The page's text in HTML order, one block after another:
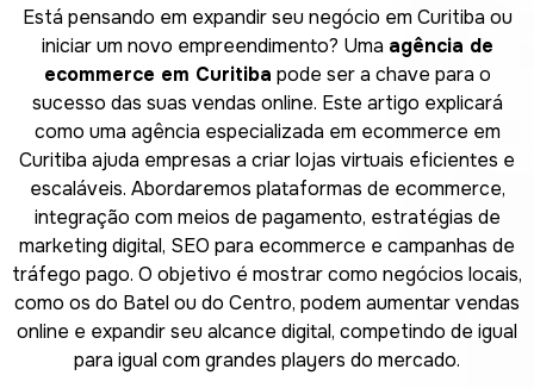
Está pensando em expandir seu negócio em Curitiba ou
iniciar um novo empreendimento? Uma agência de
ecommerce em Curitiba pode ser a chave para o
sucesso das suas vendas online. Este artigo explicará
como uma agência especializada em ecommerce em
Curitiba ajuda empresas a criar lojas virtuais eficientes e
escaláveis. Abordaremos plataformas de ecommerce,
integração com meios de pagamento, estratégias de
marketing digital, SEO para ecommerce e campanhas de
tráfego pago. O objetivo é mostrar como negócios locais,
como os do Batel ou do Centro, podem aumentar vendas
online e expandir seu alcance digital, competindo de igual
para igual com grandes players do mercado.